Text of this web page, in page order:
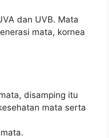
dan UVB. Mata
mata, kornea
disamping itu
mata serta